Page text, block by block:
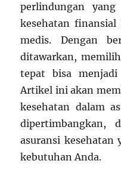
perlindungan
kesehatan
medis. Dengan
ditawarkan,
tepat bisa
Artikel ini akan
kesehatan dalam
asuransi kesehatan
kebutuhan Anda.